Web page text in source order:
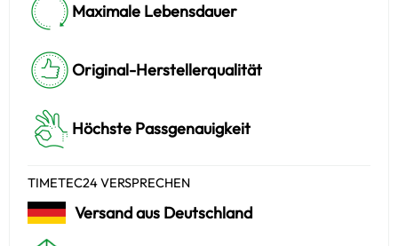
Maximale Lebensdauer
Original-Herstellerqualität
Höchste Passgenauigkeit
TIMETEC24 VERSPRECHEN
Versand aus Deutschland